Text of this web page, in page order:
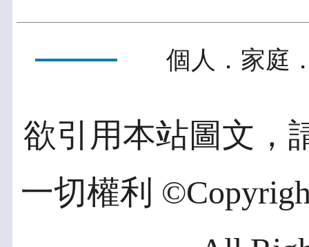
個人．家庭
欲引用本站圖文，
一切權利